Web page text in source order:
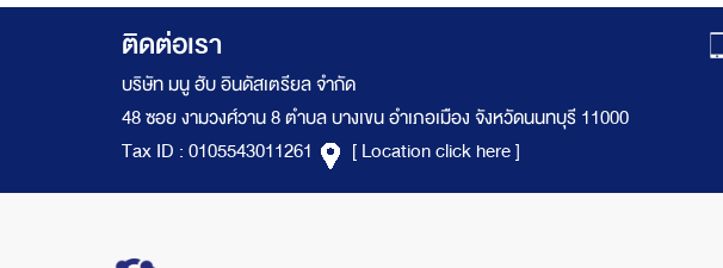
ติดต่อเรา
บริษัท มนู ฮับ อินดัสเตรียล จำกัด
48 ซอย งามวงศ์วาน 8 ตำบล บางเขน อำเภอเมือง จังหวัดนนทบุรี 11000
Tax ID : 0105543011261
[ Location click here ]